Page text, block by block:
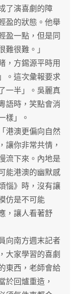
了演喜劇的障
盈的狀態。他舉
盈一點，但是同
難很難。」
方錫源平時用
。這次彙報要求
一半」。吳麗真
語時，笑點會消
樣」。
澳更偏向自然
讓你非常共情，
流下來。內地是
能港澳的幽默感
惱》時，沒有讓
仿是不可能
，讓人看著舒
南方週末記者
大家學習的喜劇
東西，老師會給
於回爐重造，